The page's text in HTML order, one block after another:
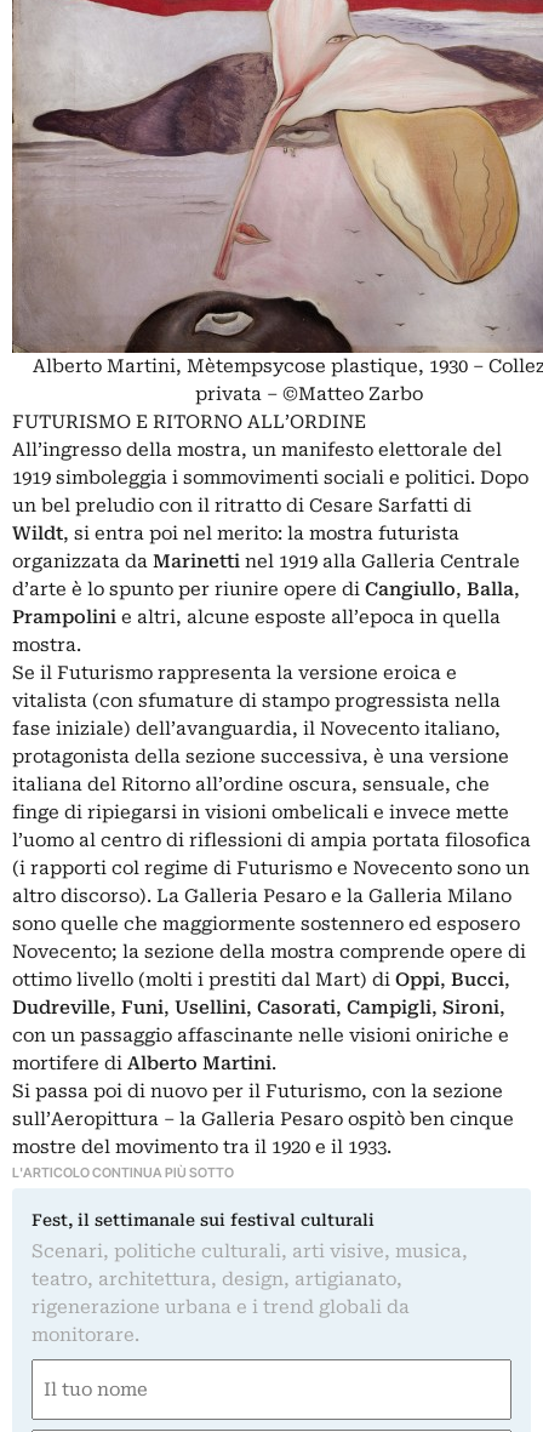
Alberto Martini, Mètempsycose plastique, 1930 –
privata – ©Matteo Zarbo
FUTURISMO E RITORNO ALL’ORDINE
All’ingresso della mostra, un manifesto elettorale del
1919 simboleggia i sommovimenti sociali e politici. Dopo
un bel preludio con il ritratto di Cesare Sarfatti di
Wildt, si entra poi nel merito: la mostra futurista
organizzata da Marinetti nel 1919 alla Galleria Centrale
d’arte è lo spunto per riunire opere di Cangiullo, Balla,
Prampolini e altri, alcune esposte all’epoca in quella
mostra.
Se il Futurismo rappresenta la versione eroica e
vitalista (con sfumature di stampo progressista nella
fase iniziale) dell’avanguardia, il Novecento italiano,
protagonista della sezione successiva, è una versione
italiana del Ritorno all’ordine oscura, sensuale, che
finge di ripiegarsi in visioni ombelicali e invece mette
l’uomo al centro di riflessioni di ampia portata filosofica
(i rapporti col regime di Futurismo e Novecento sono un
altro discorso). La Galleria Pesaro e la Galleria Milano
sono quelle che maggiormente sostennero ed esposero
Novecento; la sezione della mostra comprende opere di
ottimo livello (molti i prestiti dal Mart) di Oppi, Bucci,
Dudreville, Funi, Usellini, Casorati, Campigli, Sironi,
con un passaggio affascinante nelle visioni oniriche e
mortifere di Alberto Martini.
Si passa poi di nuovo per il Futurismo, con la sezione
sull’Aeropittura – la Galleria Pesaro ospitò ben cinque
mostre del movimento tra il 1920 e il 1933.
L'ARTICOLO CONTINUA PIÙ SOTTO
Fest, il settimanale sui festival culturali
Scenari, politiche culturali, arti visive, musica,
teatro, architettura, design, artigianato,
rigenerazione urbana e i trend globali da
monitorare.
(Obbligatorio)